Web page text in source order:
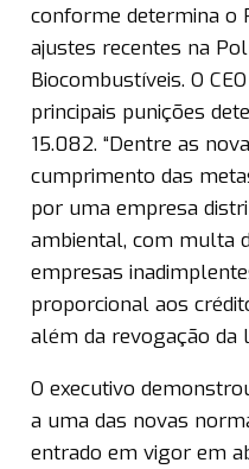
conforme determina o
ajustes recentes na
Biocombustíveis. O
principais punições
15.082. “Dentre as
cumprimento das
por uma empresa
ambiental, com multa
empresas
proporcional aos
além da revogação da
O executivo
a uma das novas
entrado em vigor em